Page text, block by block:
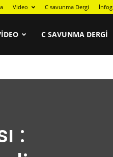
Video C savunma Dergi
C SAVUNMA DERGI
: